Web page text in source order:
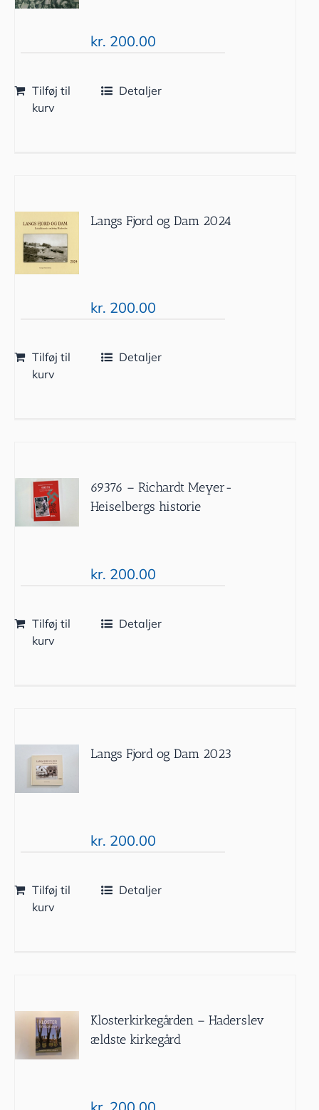
kr. 200.00
Tilføj til
kurv
Detaljer
Langs Fjord og Dam 2024
kr. 200.00
Tilføj til
kurv
Detaljer
69376 – Richardt Meyer-
Heiselbergs historie
kr. 200.00
Tilføj til
kurv
Detaljer
Langs Fjord og Dam 2023
kr. 200.00
Tilføj til
kurv
Detaljer
Klosterkirkegården – Haderslev
ældste kirkegård